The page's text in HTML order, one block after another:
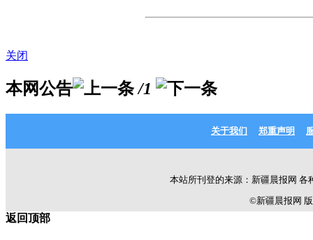
关闭
本网公告 /1
关于我们 郑重声明
本站所刊登的来源：新疆晨报网
©新疆晨报网 版
返回顶部